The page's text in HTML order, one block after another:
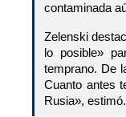
contaminada
Zelenski
lo posible»
temprano. De
Cuanto antes
Rusia», estimó.